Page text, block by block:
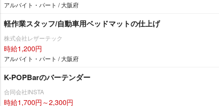
アルバイト・パート / 大阪府
軽作業スタッフ/自動車用ベッドマットの仕上げ
株式会社レザーテック
時給1,200円
アルバイト・パート / 大阪府
K-POPBarのバーテンダー
合同会社INSTA
時給1,700円～2,300円